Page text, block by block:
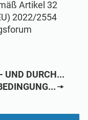
Artikel 32
2022/2554
UND DURCH...